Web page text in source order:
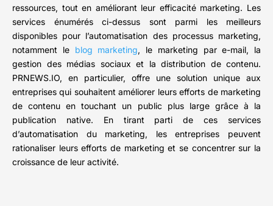
ressources, tout en améliorant leur efficacité marketing. Les
services énumérés ci-dessus sont parmi les meilleurs
disponibles pour l’automatisation des processus marketing,
notamment le blog marketing, le marketing par e-mail, la
gestion des médias sociaux et la distribution de contenu.
PRNEWS.IO, en particulier, offre une solution unique aux
entreprises qui souhaitent améliorer leurs efforts de marketing
de contenu en touchant un public plus large grâce à la
publication native. En tirant parti de ces services
d’automatisation du marketing, les entreprises peuvent
rationaliser leurs efforts de marketing et se concentrer sur la
croissance de leur activité.